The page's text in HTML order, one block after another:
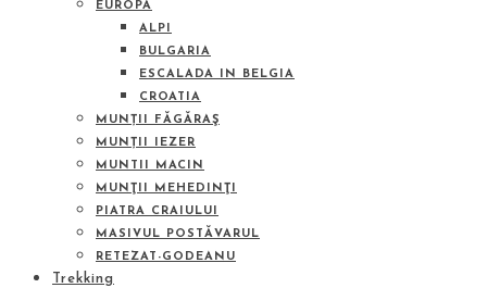
EUROPA
ALPI
BULGARIA
ESCALADA IN BELGIA
CROATIA
MUNȚII FĂGĂRAŞ
MUNȚII IEZER
MUNTII MACIN
MUNŢII MEHEDINŢI
PIATRA CRAIULUI
MASIVUL POSTĂVARUL
RETEZAT-GODEANU
Trekking